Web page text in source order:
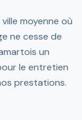
moyenne où
ne cesse de
un
le entretien
prestations.